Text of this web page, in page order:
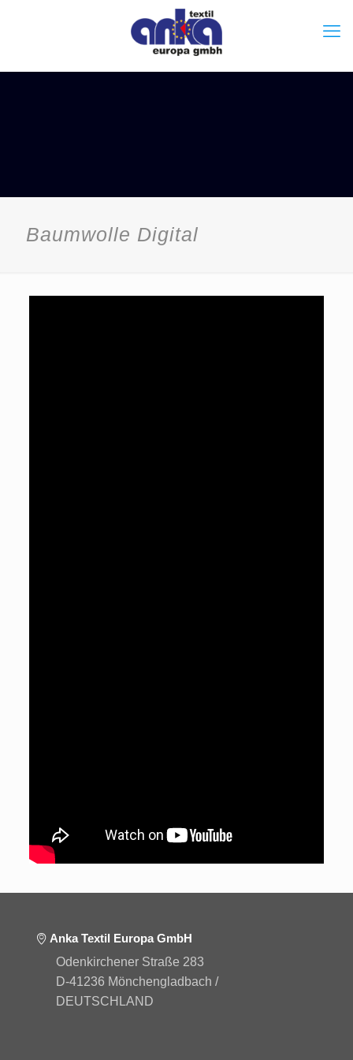
Baumwolle Digital
Anka Textil Europa GmbH
Odenkirchener Straße 283
D-41236 Mönchengladbach /
DEUTSCHLAND